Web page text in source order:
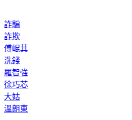
詐騙
詐欺
傅崐萁
洗錢
羅智強
徐巧芯
大姑
溫朗東